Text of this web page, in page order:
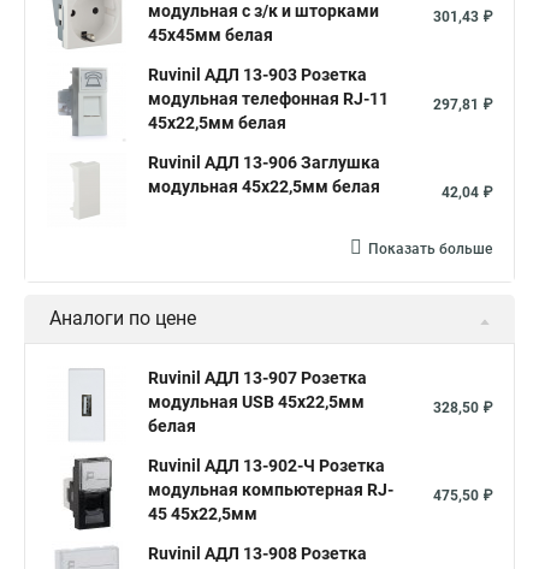
модульная с з/к и шторками
45х45мм белая
301,43 ₽
Ruvinil АДЛ 13-903 Розетка
модульная телефонная RJ-11
45х22,5мм белая
297,81 ₽
Ruvinil АДЛ 13-906 Заглушка
модульная 45х22,5мм белая
42,04 ₽
Показать больше
Аналоги по цене
Ruvinil АДЛ 13-907 Розетка
модульная USB 45х22,5мм
белая
328,50 ₽
Ruvinil АДЛ 13-902-Ч Розетка
модульная компьютерная RJ-
45 45х22,5мм
475,50 ₽
Ruvinil АДЛ 13-908 Розетка